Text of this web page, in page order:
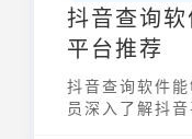
抖音查询
平台推荐
抖音查询软件
员深入了解抖